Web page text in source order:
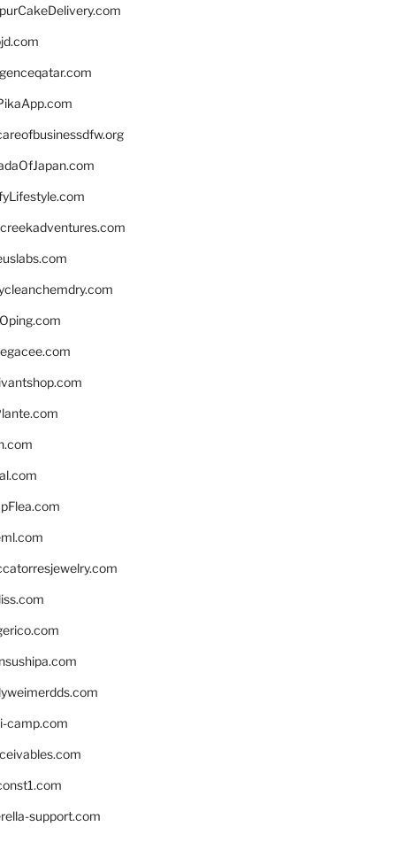
camp.com
support.com